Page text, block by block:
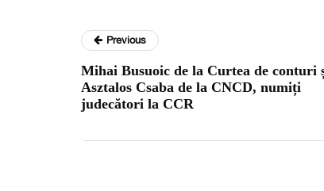
Previous
Mihai Busuoic de la Curtea de conturi
Asztalos Csaba de la CNCD, numiți
judecători la CCR